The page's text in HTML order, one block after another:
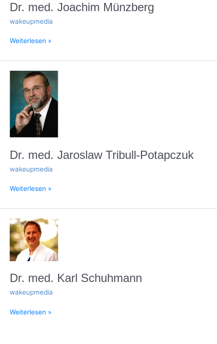
Dr. med. Joachim Münzberg
wakeupmedia
Dr.
Joachim
Weiterlesen »
Dr. med. Jaroslaw Tribull-Potapczuk
wakeupmedia
med.
Jaroslaw
Tribull-
Potapczuk
Weiterlesen »
Dr. med. Karl Schuhmann
wakeupmedia
Dr.
med.
Karl
Schuhmann
Weiterlesen »